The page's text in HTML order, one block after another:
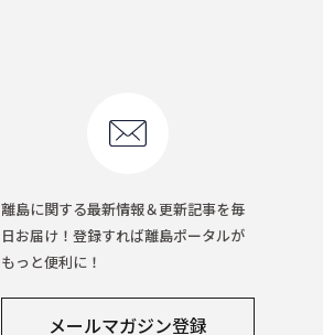
離島に関する最新情報＆更新記事を毎
日お届け！登録すれば離島ポータルが
もっと便利に！
メールマガジン登録